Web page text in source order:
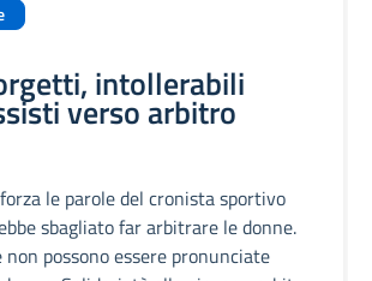
intollerabili
verso arbitro
le parole del cronista sportivo
sbagliato far arbitrare le donne.
non possono essere pronunciate